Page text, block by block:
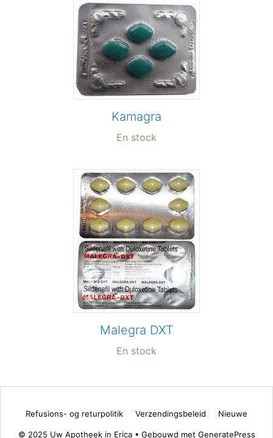
Kamagra
En stock
Malegra DXT
En stock
Refusions- og returpolitik Verzendingsbeleid Nieuwe
© 2025 Uw Apotheek in Erica• Gebouwd met GeneratePress